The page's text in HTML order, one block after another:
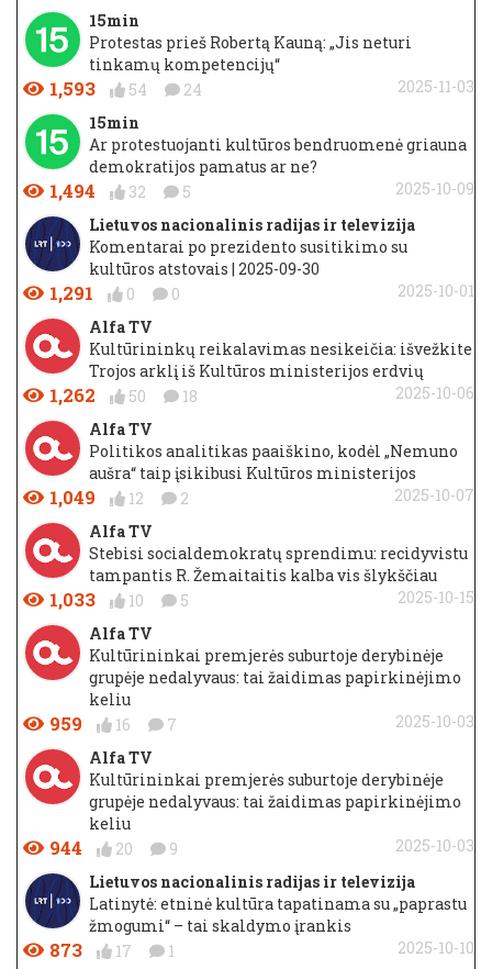
15min
Protestas prieš Robertą Kauną: „Jis neturi
tinkamų kompetencijų“
1,593 54 24
2025-11-03
15min
Ar protestuojanti kultūros bendruomenė griauna
demokratijos pamatus ar ne?
1,494 32 5
2025-10-09
Lietuvos nacionalinis radijas ir televizija
Komentarai po prezidento susitikimo su
kultūros atstovais | 2025-09-30
1,291 0 0
2025-10-01
Alfa TV
Kultūrininkų reikalavimas nesikeičia: išvežkite
Trojos arklį iš Kultūros ministerijos erdvių
1,262 50 18
2025-10-06
Alfa TV
Politikos analitikas paaiškino, kodėl „Nemuno
aušra“ taip įsikibusi Kultūros ministerijos
1,049 12 2
2025-10-07
Alfa TV
Stebisi socialdemokratų sprendimu: recidyvistu
tampantis R. Žemaitaitis kalba vis šlykščiau
1,033 10 5
2025-10-15
Alfa TV
Kultūrininkai premjerės suburtoje derybinėje
grupėje nedalyvaus: tai žaidimas papirkinėjimo
keliu
959 16 7
2025-10-03
Alfa TV
Kultūrininkai premjerės suburtoje derybinėje
grupėje nedalyvaus: tai žaidimas papirkinėjimo
keliu
944 20 9
2025-10-03
Lietuvos nacionalinis radijas ir televizija
Latinytė: etninė kultūra tapatinama su „paprastu
žmogumi“ – tai skaldymo įrankis
873 17 1
2025-10-10